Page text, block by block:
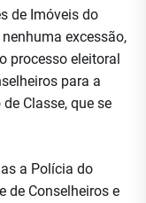
de Imóveis do
excessão,
processo eleitoral
para a
Classe, que se
a Polícia do
de Conselheiros e